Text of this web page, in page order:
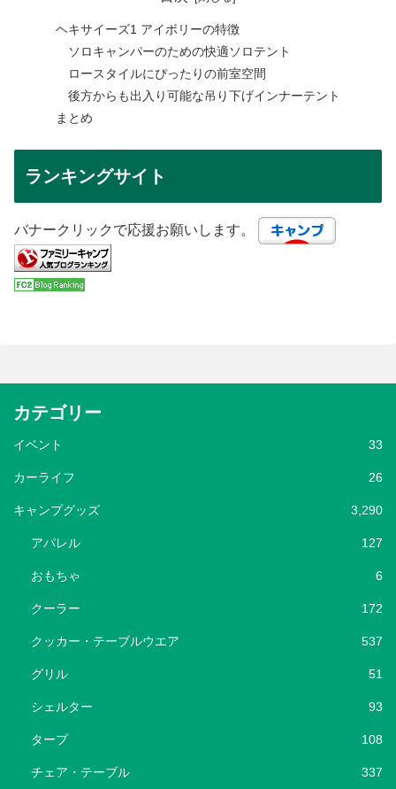
ヘキサイーズ1 アイボリーの特徴
ソロキャンパーのための快適ソロテント
ロースタイルにぴったりの前室空間
後方からも出入り可能な吊り下げインナーテント
まとめ
ランキングサイト
バナークリックで応援お願いします。
カテゴリー
イベント 33
カーライフ 26
キャンプグッズ 3,290
アパレル 127
おもちゃ 6
クーラー 172
クッカー・テーブルウエア 537
グリル 51
シェルター 93
タープ 108
チェア・テーブル 337